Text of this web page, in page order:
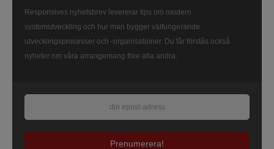
Responsives nyhetsbrev levererar tips om modern
systemutveckling och hur man bygger välfungerande
utvecklingsprocesser och -organisationer. Du får förstås också
nyheter om våra arrangemang före alla andra.
Prenumerera!